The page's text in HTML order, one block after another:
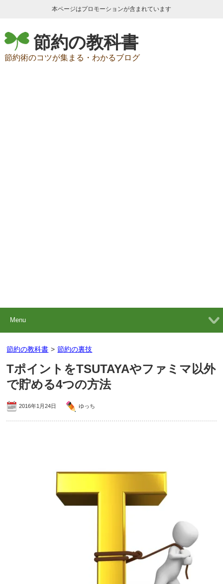
本ページはプロモーションが含まれています
節約の教科書
節約術のコツが集まる・わかるブログ
Menu
節約の教科書 > 節約の裏技
TポイントをTSUTAYAやファミマ以外
で貯める4つの方法
2016年1月24日 ゆっち